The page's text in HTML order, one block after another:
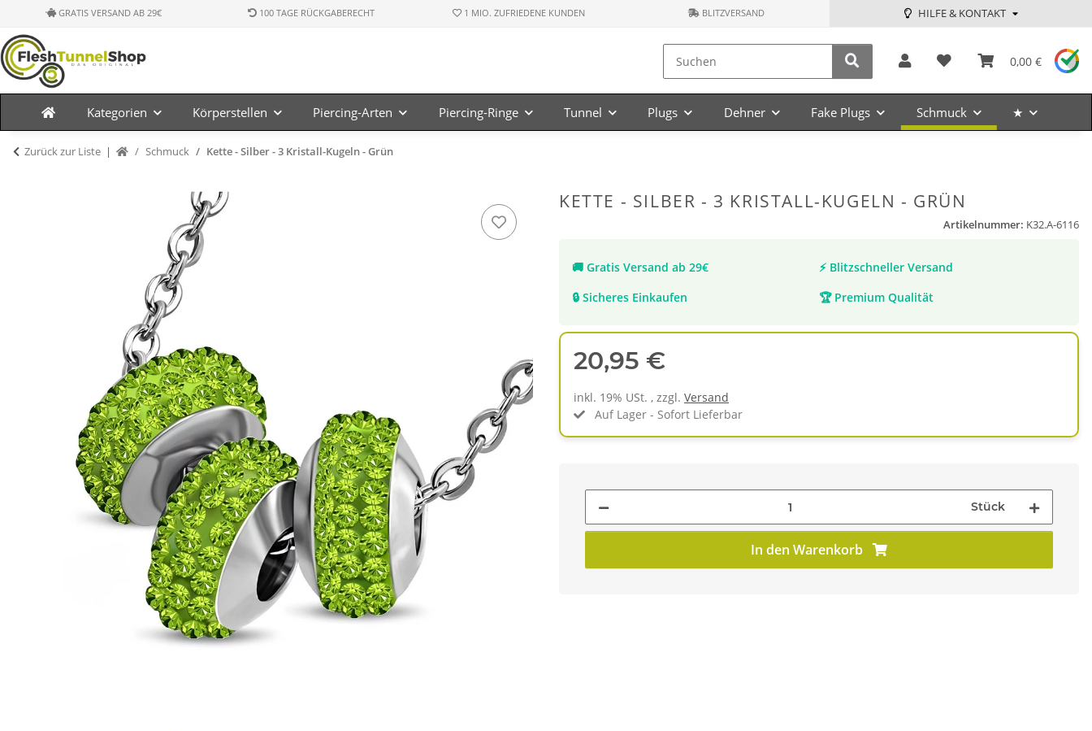
GRATIS VERSAND AB 29€ 100 TAGE RÜCKGABERECHT 1 MIO. ZUFRIEDENE KUNDEN BLITZVERSAND HILFE & KONTAKT
0,00 €
Kategorien Körperstellen Piercing-Arten Piercing-Ringe Tunnel Plugs Dehner Fake Plugs Schmuck ★
Zurück zur Liste Schmuck Kette - Silber - 3 Kristall-Kugeln - Grün
KETTE - SILBER - 3 KRISTALL-KUGELN - GRÜN
Artikelnummer: K32.A-6116
🚚 Gratis Versand ab 29€ ⚡ Blitzschneller Versand
🔒 Sicheres Einkaufen 🏆 Premium Qualität
20,95 €
inkl. 19% USt. , zzgl. Versand
Auf Lager - Sofort Lieferbar
Stück
In den Warenkorb